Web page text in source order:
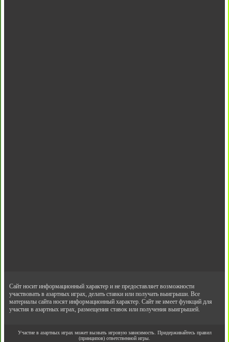
Сайт носит информационный характер и не предоставляет возможности
участвовать в азартных играх, делать ставки или получать выигрыши. Все
материалы сайта носят информационный характер. Сайт не имеет функций для
участия в азартных играх, размещения ставок или получения выигрышей.
Участие в азартных играх может вызвать игровую зависимость. Придерживайтесь правил
(принципов) ответственной игры.